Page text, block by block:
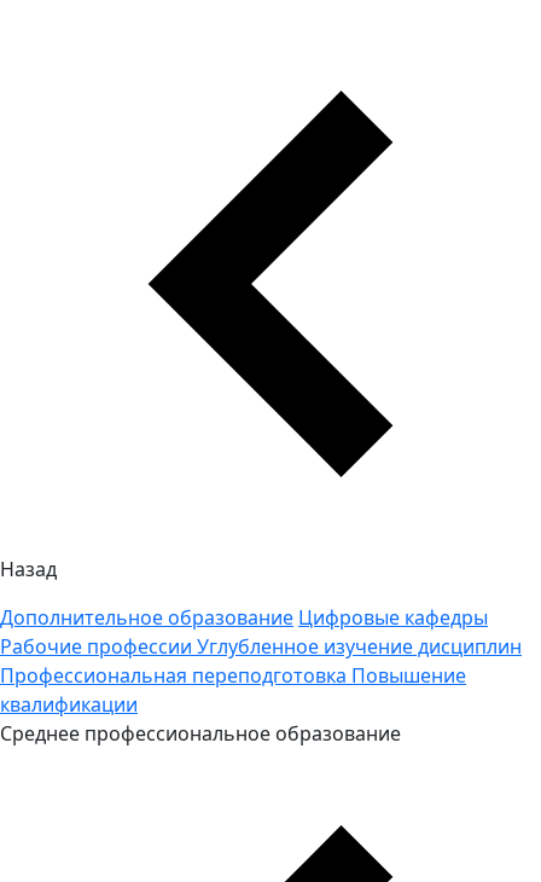
Назад
Дополнительное образование Цифровые кафедры
Рабочие профессии Углубленное изучение дисциплин
Профессиональная переподготовка Повышение
квалификации
Среднее профессиональное образование